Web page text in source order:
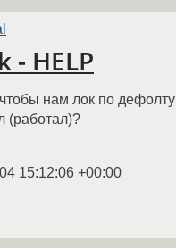
- HELP
чтобы нам лок по дефолту
(работал)?
15:12:06 +00:00